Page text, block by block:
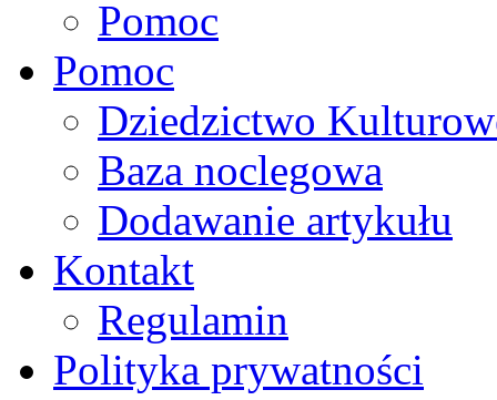
Pomoc
Pomoc
Dziedzictwo
Baza noclegowa
Dodawanie artykułu
Kontakt
Regulamin
Polityka prywatności